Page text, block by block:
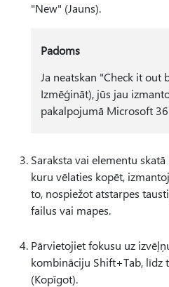
"New" (Jauns).
Padoms
Ja neatskan "Check it out
Izmēģināt), jūs jau
pakalpojumā Microsoft
Saraksta vai elementu
kuru vēlaties kopēt,
to, nospiežot atstarpes
failus vai mapes.
Pārvietojiet fokusu uz
kombināciju Shift+Tab, līdz
(Kopīgot).